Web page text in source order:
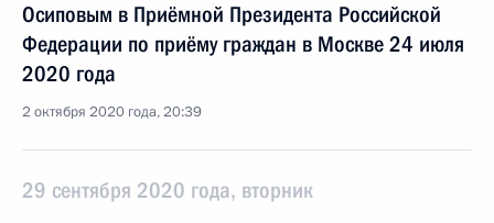
Осиповым в Приёмной Президента Российской
Федерации по приёму граждан в Москве 24 июля
2020 года
2 октября 2020 года, 20:39
29 сентября 2020 года, вторник